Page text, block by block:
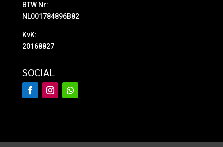
BTW Nr:
NL001784896B82
KvK:
20168827
SOCIAL